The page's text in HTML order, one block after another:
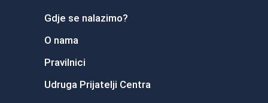
Gdje se nalazimo?
O nama
Pravilnici
Udruga Prijatelji Centra